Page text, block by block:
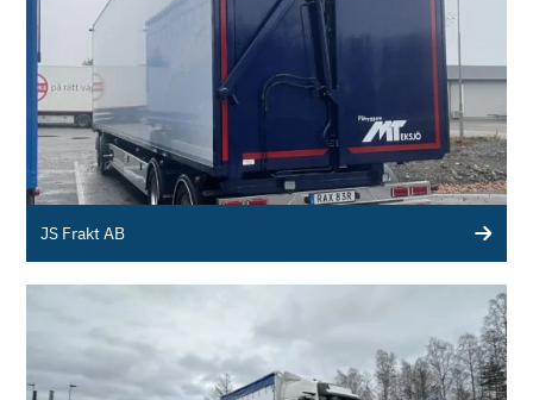
JS Frakt AB